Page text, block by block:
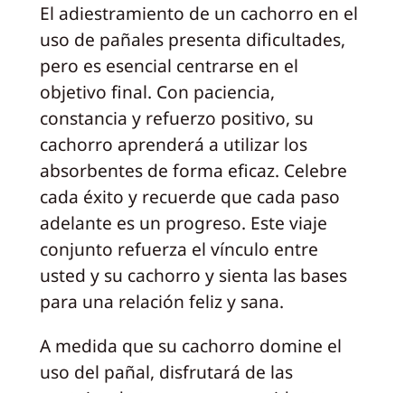
El adiestramiento de un cachorro en el
uso de pañales presenta dificultades,
pero es esencial centrarse en el
objetivo final. Con paciencia,
constancia y refuerzo positivo, su
cachorro aprenderá a utilizar los
absorbentes de forma eficaz. Celebre
cada éxito y recuerde que cada paso
adelante es un progreso. Este viaje
conjunto refuerza el vínculo entre
usted y su cachorro y sienta las bases
para una relación feliz y sana.
A medida que su cachorro domine el
uso del pañal, disfrutará de las